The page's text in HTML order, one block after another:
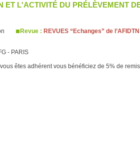
ET L'ACTIVITÉ DU PRÉLÈVEMENT
Revue : REVUES “Echanges” de
- PARIS
êtes adhérent vous bénéficiez de 5% de